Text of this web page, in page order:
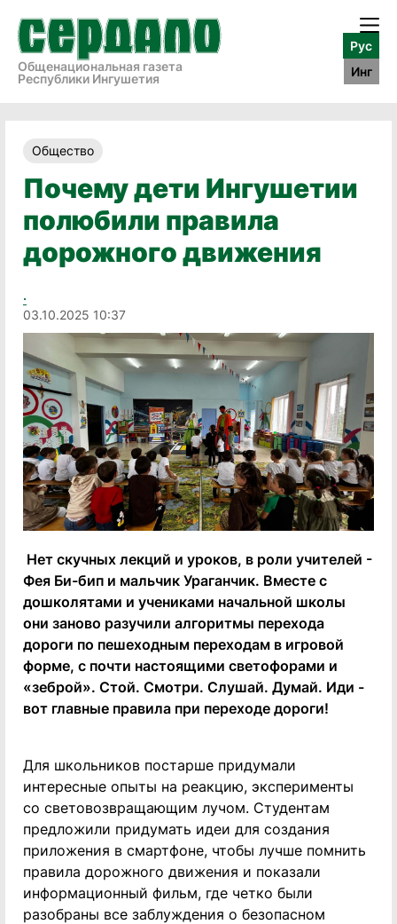
Общенациональная газета
Республики Ингушетия
Рус
Инг
Общество
Почему дети Ингушетии
полюбили правила
дорожного движения
.
03.10.2025 10:37
Нет скучных лекций и уроков, в роли учителей -
Фея Би-бип и мальчик Ураганчик. Вместе с
дошколятами и учениками начальной школы
они заново разучили алгоритмы перехода
дороги по пешеходным переходам в игровой
форме, с почти настоящими светофорами и
«зеброй». Стой. Смотри. Слушай. Думай. Иди -
вот главные правила при переходе дороги!
Для школьников постарше придумали
интересные опыты на реакцию, эксперименты
со световозвращающим лучом. Студентам
предложили придумать идеи для создания
приложения в смартфоне, чтобы лучше помнить
правила дорожного движения и показали
информационный фильм, где четко были
разобраны все заблуждения о безопасном